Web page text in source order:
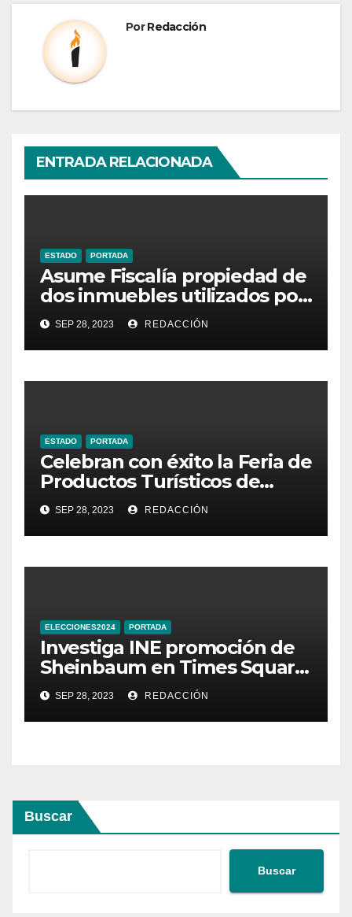
PorRedacción
ENTRADA RELACIONADA
ESTADO PORTADA
Asume Fiscalía propiedad de
dos inmuebles utilizados por
la delincuencia
SEP 28, 2023 REDACCIÓN
ESTADO PORTADA
Celebran con éxito la Feria de
Productos Turísticos de
Guanajuato
SEP 28, 2023 REDACCIÓN
ELECCIONES2024 PORTADA
Investiga INE promoción de
Sheinbaum en Times Square
de Nueva York
SEP 28, 2023 REDACCIÓN
Buscar
Buscar